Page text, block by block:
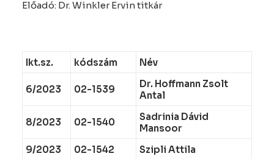
Előadó: Dr. Winkler Ervin titkár
Ikt.sz. kódszám Név
6/2023 02-1539
Dr. Hoffmann Zsolt
Antal
8/2023 02-1540
Sadrinia Dávid
Mansoor
9/2023
02-1542
Szipli Attila